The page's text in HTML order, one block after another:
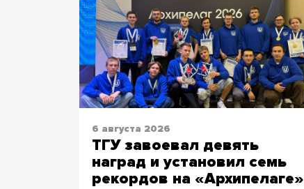
6 августа 2026
ТГУ завоевал девять
наград и установил семь
рекордов на «Архипелаге»